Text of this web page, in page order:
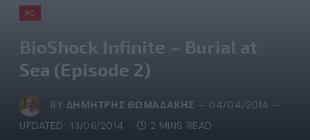
PC
BioShock Infinite – Burial at
Sea (Episode 2)
BY ΔΗΜΉΤΡΗΣ ΘΩΜΑΔΆΚΗΣ
04/04/2014
UPDATED: 13/06/2014 2 MINS READ